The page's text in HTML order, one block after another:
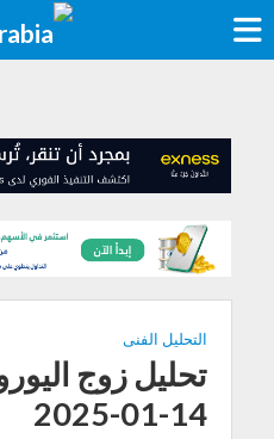
التحليل الفنى
تحليل زوج
14-01-2025